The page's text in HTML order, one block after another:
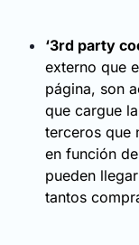
‘3rd party
externo que
página, son
que cargue
terceros que
en función
pueden
tantos